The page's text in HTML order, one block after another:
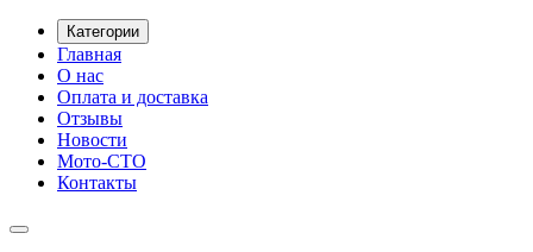
Категории
Главная
О нас
Оплата и доставка
Отзывы
Новости
Мото-СТО
Контакты